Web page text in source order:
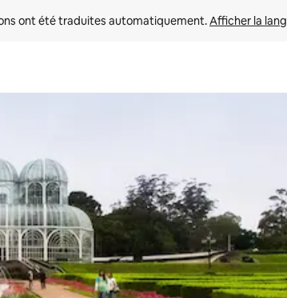
ont été traduites automatiquement. Afficher la